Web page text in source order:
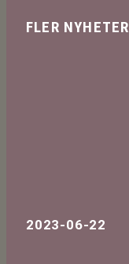
FLER NYHETER
2023-06-22